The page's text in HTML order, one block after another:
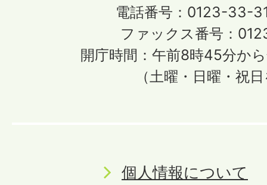
電話番号：0123-33-
ファックス番号：
開庁時間：午前8時45分か
（土曜・日曜・祝
個人情報について